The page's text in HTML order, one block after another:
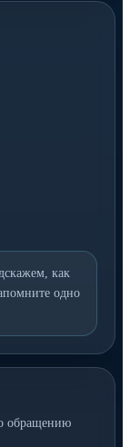
как
одно
обращению